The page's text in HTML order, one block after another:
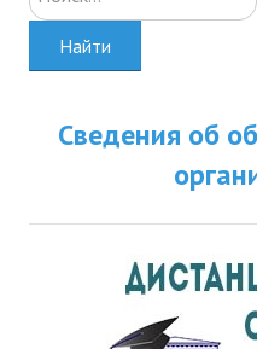
Найти
Сведения об